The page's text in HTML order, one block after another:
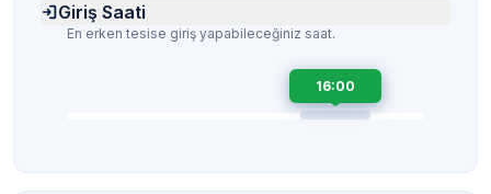
Giriş Saati
En erken tesise giriş yapabileceğiniz saat.
16:00